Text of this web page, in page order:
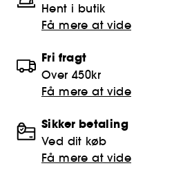
Hent i butik
Få mere at vide
Fri fragt
Over 450kr
Få mere at vide
Sikker betaling
Ved dit køb
Få mere at vide